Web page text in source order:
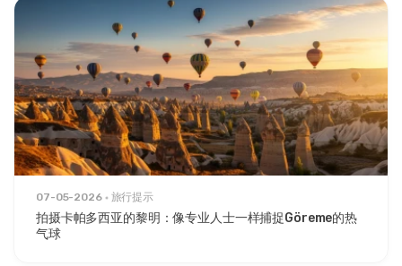
07-05-2026 旅行提示
拍摄卡帕多西亚的黎明：像专业人士一样捕捉Göreme的热
气球